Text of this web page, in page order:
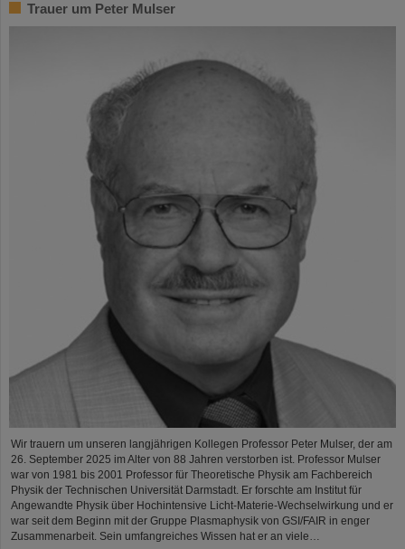
Trauer um Peter Mulser
Wir trauern um unseren langjährigen Kollegen Professor Peter Mulser, der am
26. September 2025 im Alter von 88 Jahren verstorben ist. Professor Mulser
war von 1981 bis 2001 Professor für Theoretische Physik am Fachbereich
Physik der Technischen Universität Darmstadt. Er forschte am Institut für
Angewandte Physik über Hochintensive Licht-Materie-Wechselwirkung und er
war seit dem Beginn mit der Gruppe Plasmaphysik von GSI/FAIR in enger
Zusammenarbeit. Sein umfangreiches Wissen hat er an viele…